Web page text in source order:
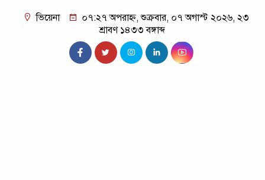
ভিয়েনা
০৭:২৭ অপরাহ্ন, শুক্রবার, ০৭ অগাস্ট ২০২৬, ২৩
শ্রাবণ ১৪৩৩ বঙ্গাব্দ